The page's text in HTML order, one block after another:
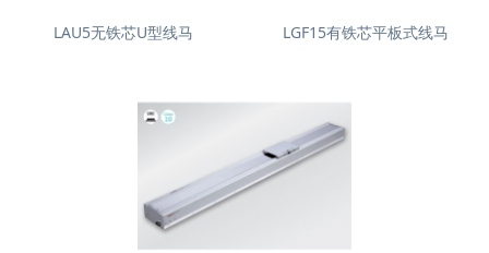
LAU5无铁芯U型线马 LGF15有铁芯平板式线马